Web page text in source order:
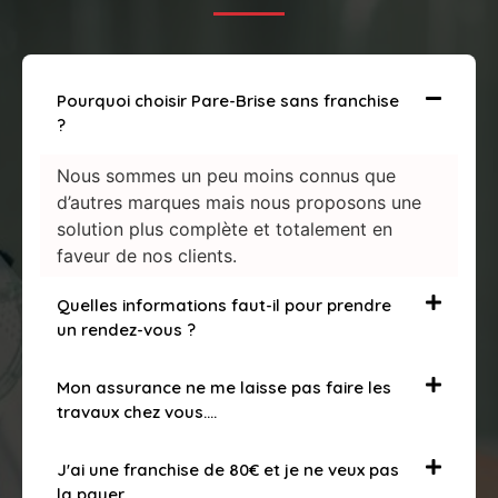
Pourquoi choisir Pare-Brise sans franchise
?
Nous sommes un peu moins connus que
d’autres marques mais nous proposons une
solution plus complète et totalement en
faveur de nos clients.
Quelles informations faut-il pour prendre
un rendez-vous ?
Mon assurance ne me laisse pas faire les
travaux chez vous….
J'ai une franchise de 80€ et je ne veux pas